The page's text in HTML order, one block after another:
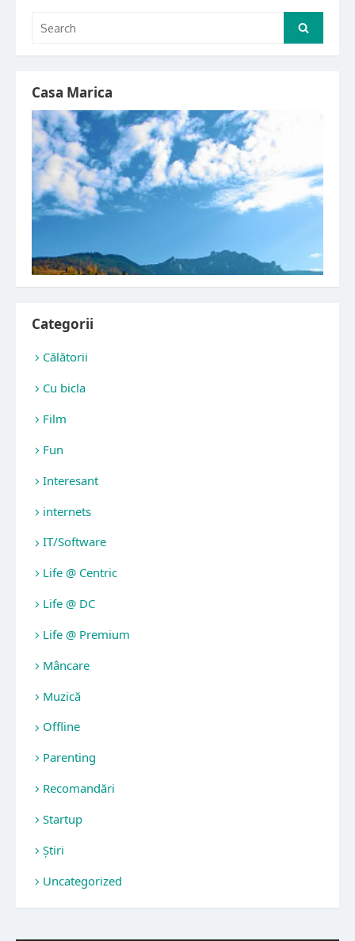
Search
Search
Casa Marica
Categorii
Călătorii
Cu bicla
Film
Fun
Interesant
internets
IT/Software
Life @ Centric
Life @ DC
Life @ Premium
Mâncare
Muzică
Offline
Parenting
Recomandări
Startup
Știri
Uncategorized